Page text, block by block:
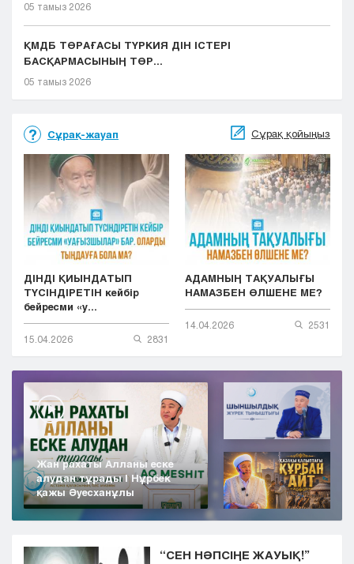
05 тамыз 2026
ҚМДБ ТӨРАҒАСЫ ТҮРКИЯ ДІН ІСТЕРІ
БАСҚАРМАСЫНЫҢ ТӨР...
05 тамыз 2026
Сұрақ-жауап Сұрақ қойыңыз
ДІНДІ ҚИЫНДАТЫП
ТҮСІНДІРЕТІН кейбір
бейресми «у...
15.04.2026 2831
АДАМНЫҢ ТАҚУАЛЫҒЫ
НАМАЗБЕН ӨЛШЕНЕ МЕ?
14.04.2026 2531
Жан рахаты Алланы еске
алудан тұрады | Нұрбек
қажы Әуесханұлы
“СЕН НӘПСІҢЕ ЖАУЫҚ!”